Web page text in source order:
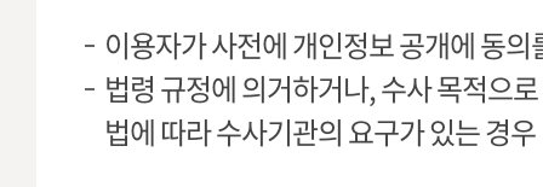
이용자가 사전에 개인정보 공개에 동의
법령 규정에 의거하거나, 수사 목적으
법에 따라 수사기관의 요구가 있는 경우